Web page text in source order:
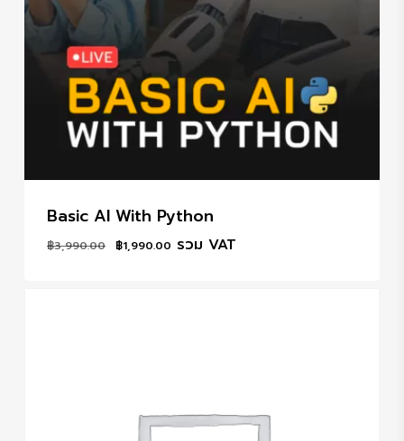
Basic AI With Python
฿3,990.00
Original
฿1,990.00Current
รวม VAT